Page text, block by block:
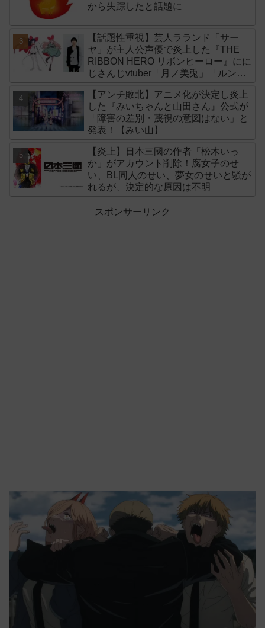
から失踪したと話題に
【話題性重視】芸人ラランド「サー
ヤ」が主人公声優で炎上した『THE
RIBBON HERO リボンヒーロー』にに
じさんじvtuber「月ノ美兎」「ルンル
【アンチ敗北】アニメ化が決定し炎上
した『みいちゃんと山田さん』公式が
「障害の差別・蔑視の意図はない」と
発表！【みい山】
【炎上】日本三國の作者「松木いっ
か」がアカウント削除！腐女子のせ
い、BL同人のせい、夢女のせいと騒が
れるが、決定的な原因は不明
スポンサーリンク